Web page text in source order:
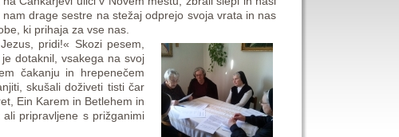
drage sestre na stežaj odprejo svoja vrata in nas
ki prihaja za vse nas.
pridi!« Skozi pesem,
dotaknil, vsakega na svoj
čakanju in hrepenečem
skušali doživeti tisti čar
Ein Karem in Betlehem in
pripravljene s prižganimi